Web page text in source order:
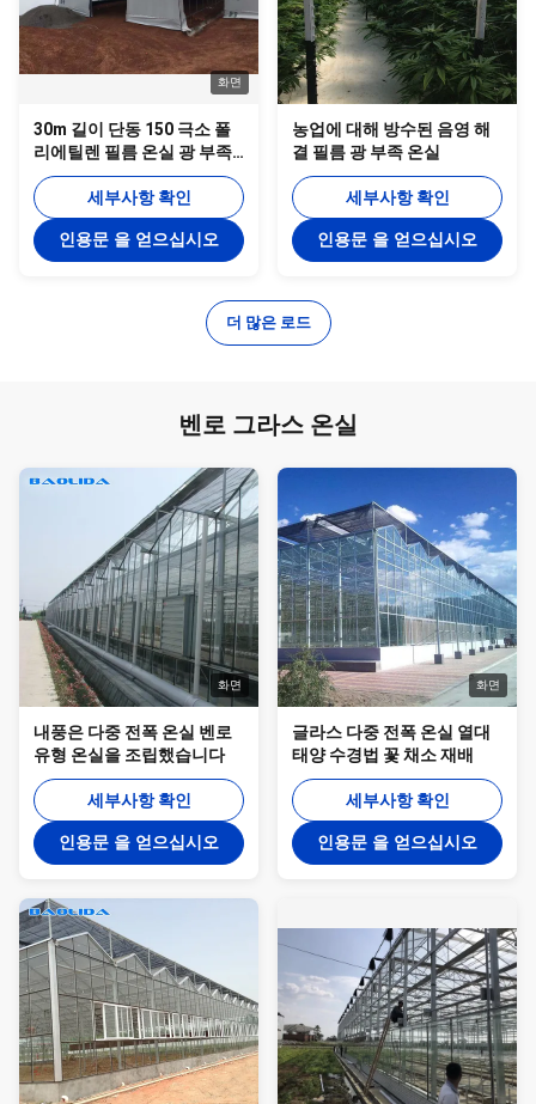
화면
30m 길이 단동 150 극소 폴
리에틸렌 필름 온실 광 부족
소등 온실
세부사항 확인
인용문 을 얻으십시오
농업에 대해 방수된 음영 해
결 필름 광 부족 온실
세부사항 확인
인용문 을 얻으십시오
더 많은 로드
벤로 그라스 온실
화면
내풍은 다중 전폭 온실 벤로
유형 온실을 조립했습니다
세부사항 확인
인용문 을 얻으십시오
화면
글라스 다중 전폭 온실 열대
태양 수경법 꽃 채소 재배
세부사항 확인
인용문 을 얻으십시오